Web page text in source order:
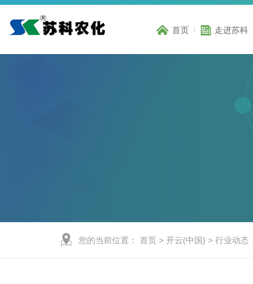
首页 走进苏科
您的当前位置： 首页 > 开云(中国) > 行业动态